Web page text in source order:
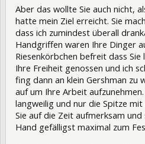
Aber das wollte Sie auch nicht,
hatte mein Ziel erreicht. Sie
dass ich zumindest überall
Handgriffen waren Ihre Dinger
Riesenkörbchen befreit dass
Ihre Freiheit genossen und ich
fing dann an klein Gershman zu
auf um Ihre Arbeit
langweilig und nur die Spitze
Sie auf die Zeit aufmerksam
Hand gefälligst maximal zum